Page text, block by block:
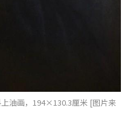
油画，194×130.3厘米 [图片来